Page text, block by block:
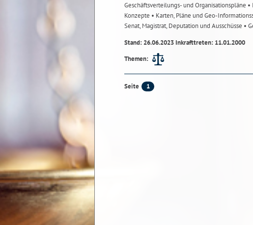
Geschäftsverteilungs- und Organisationspläne •
Konzepte • Karten, Pläne und Geo-
Senat, Magistrat, Deputation und Ausschüsse •
Stand: 26.06.2023 Inkrafttreten: 11.01.2000
Themen:
Seite 1